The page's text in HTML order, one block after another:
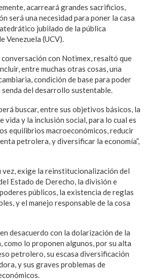
acarreará grandes sacrificios,
será una necesidad para poner la casa
jubilado de la pública
Venezuela (UCV).
con Notimex, resaltó que
entre muchas otras cosas, una
condición de base para poder
senda del desarrollo sustentable.
buscar, entre sus objetivos básicos, la
vida y la inclusión social, para lo cual es
equilibrios macroeconómicos, reducir
petrolera, y diversificar la economía”,
vez, exige la reinstitucionalización del
Estado de Derecho, la división e
públicos, la existencia de reglas
y el manejo responsable de la cosa
desacuerdo con la dolarización de la
como lo proponen algunos, por su alta
petrolero, su escasa diversificación
y sus graves problemas de